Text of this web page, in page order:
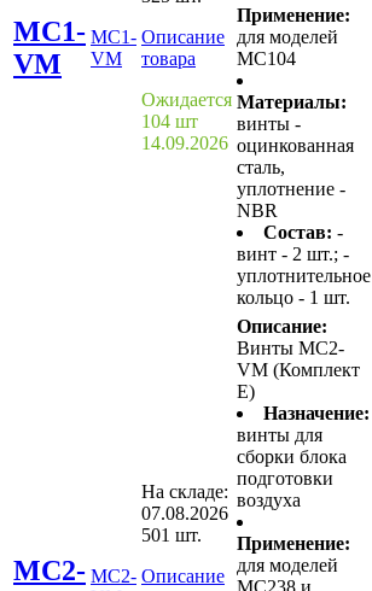
MC1-
VM
MC1-
VM
Описание
товара
Ожидается
104 шт
14.09.2026
Применение:
для моделей
MC104
Материалы:
винты -
оцинкованная
сталь,
уплотнение -
NBR
Состав: -
винт - 2 шт.; -
уплотнительное
кольцо - 1 шт.
MC2- MC2-
На складе:
07.08.2026
501 шт.
Описание
Описание:
Винты MC2-
VM (Комплект
Е)
Назначение:
винты для
сборки блока
подготовки
воздуха
Применение:
для моделей
MC238 и